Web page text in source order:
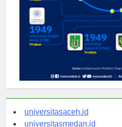
universitasaceh.id